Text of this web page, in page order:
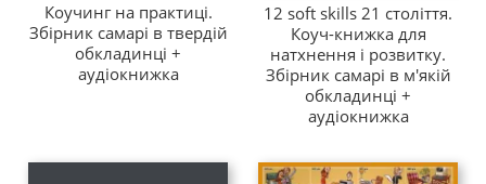
Коучинг на практиці.
Збірник самарі в твердій
обкладинці +
аудіокнижка
12 soft skills 21 століття.
Коуч-книжка для
натхнення і розвитку.
Збірник самарі в м'якій
обкладинці +
аудіокнижка